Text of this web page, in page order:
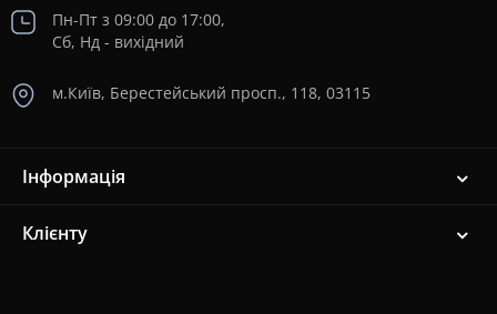
Пн-Пт з 09:00 до 17:00,
Сб, Нд - вихідний
м.Київ, Берестейський просп., 118, 03115
Інформація
Клієнту